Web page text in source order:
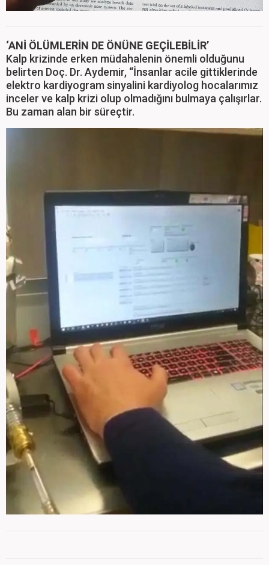
‘ANİ ÖLÜMLERİN DE ÖNÜNE GEÇİLEBİLİR’
Kalp krizinde erken müdahalenin önemli olduğunu
belirten Doç. Dr. Aydemir, “İnsanlar acile gittiklerinde
elektro kardiyogram sinyalini kardiyolog hocalarımız
inceler ve kalp krizi olup olmadığını bulmaya çalışırlar.
Bu zaman alan bir süreçtir.